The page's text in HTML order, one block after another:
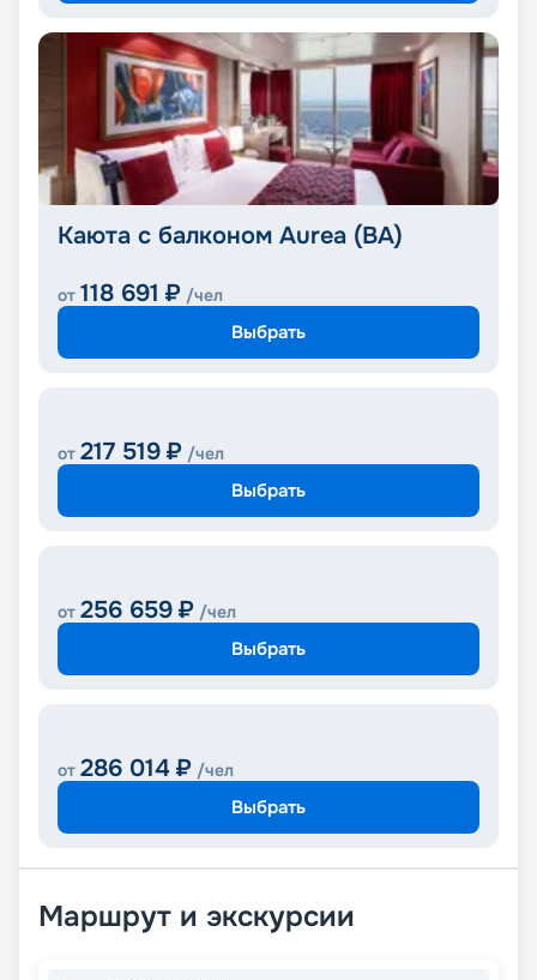
Каюта с балконом Aurea (BA)
от 118 691 ₽ /чел
Выбрать
от 217 519 ₽ /чел
Выбрать
от 256 659 ₽ /чел
Выбрать
от 286 014 ₽ /чел
Выбрать
Маршрут и экскурсии